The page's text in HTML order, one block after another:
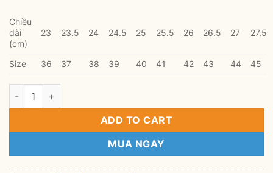
Chiều
dài
(cm)
23 23.5 24 24.5 25 25.5 26 26.5 27 27.5
Size 36 37 38 39 40 41 42 43 44 45
Giày thể thao tăng chiều cao nam Tinto TT-52T-7CM quantity
ADD TO CART
MUA NGAY